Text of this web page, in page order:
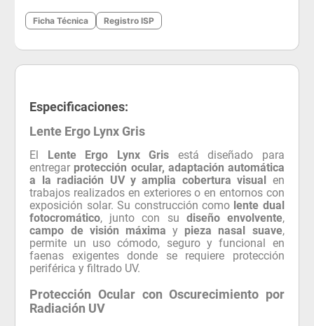
Ficha Técnica Registro ISP
Especificaciones:
Lente Ergo Lynx Gris
El Lente Ergo Lynx Gris está diseñado para
entregar protección ocular, adaptación automática
a la radiación UV y amplia cobertura visual en
trabajos realizados en exteriores o en entornos con
exposición solar. Su construcción como lente dual
fotocromático, junto con su diseño envolvente,
campo de visión máxima y pieza nasal suave,
permite un uso cómodo, seguro y funcional en
faenas exigentes donde se requiere protección
periférica y filtrado UV.
Protección Ocular con Oscurecimiento por
Radiación UV